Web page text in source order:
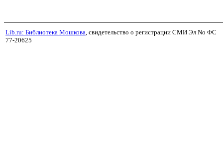
Lib.ru: Библиотека Мошкова, свидетельство о регистрации СМИ Эл No ФС
77-20625